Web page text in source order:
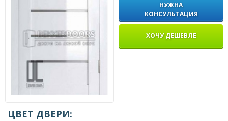
НУЖНА
КОНСУЛЬТАЦИЯ
ХОЧУ ДЕШЕВЛЕ
ЦВЕТ ДВЕРИ: